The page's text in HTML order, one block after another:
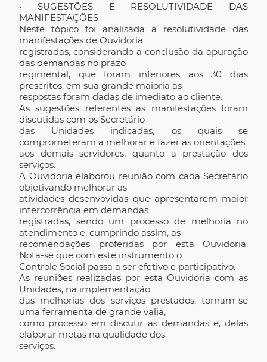
• SUGESTÕES E RESOLUTIVIDADE DAS
MANIFESTAÇÕES
Neste tópico foi analisada a resolutividade das
manifestações de Ouvidoria
registradas, considerando a conclusão da apuração
das demandas no prazo
regimental, que foram inferiores aos 30 dias
prescritos, em sua grande maioria as
respostas foram dadas de imediato ao cliente.
As sugestões referentes as manifestações foram
discutidas com os Secretário
das Unidades indicadas, os quais se
comprometeram a melhorar e fazer as orientações
aos demais servidores, quanto a prestação dos
serviços.
A Ouvidoria elaborou reunião com cada Secretário
objetivando melhorar as
atividades desenvovidas que apresentarem maior
intercorrência em demandas
registradas, sendo um processo de melhoria no
atendimento e, cumprindo assim, as
recomendações proferidas por esta Ouvidoria.
Nota-se que com este instrumento o
Controle Social passa a ser efetivo e participativo.
As reuniões realizadas por esta Ouvidoria com as
Unidades, na implementação
das melhorias dos serviços prestados, tornam-se
uma ferramenta de grande valia,
como processo em discutir as demandas e, delas
elaborar metas na qualidade dos
serviços.